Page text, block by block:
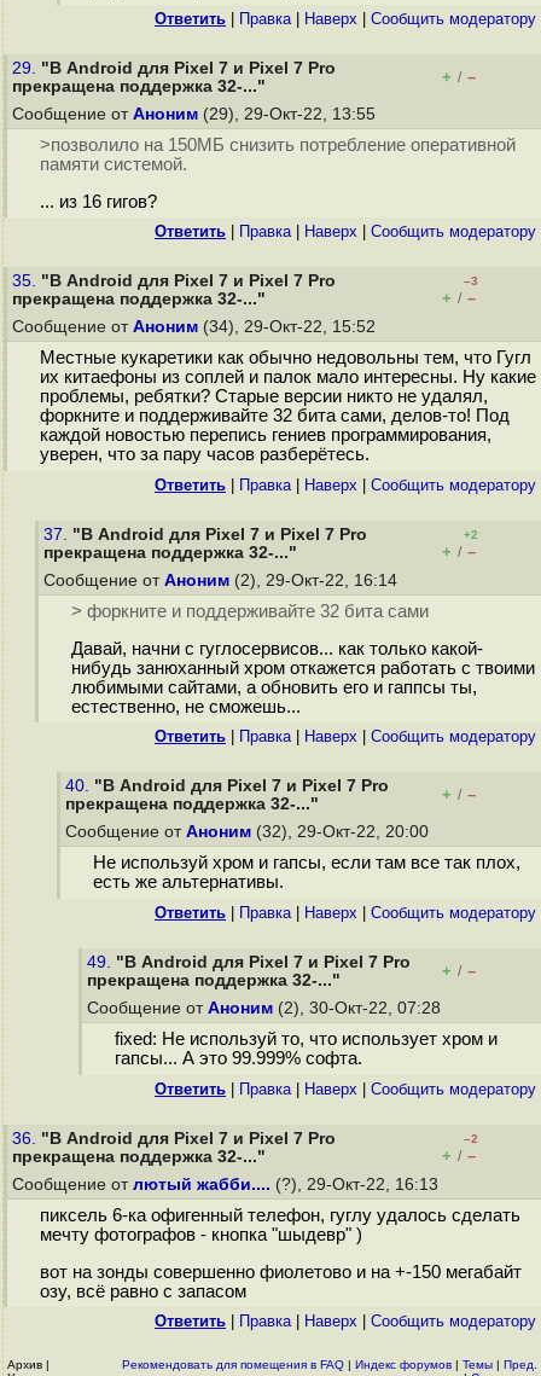
Ответить Правка| Наверх Cообщить модератору
29. "В Android для Pixel 7 и Pixel 7 Pro
прекращена поддержка 32-..."
+ / –
Сообщение от Аноним (29), 29-Окт-22, 13:55
>позволило на 150МБ снизить потребление оперативной
памяти системой.
... из 16 гигов?
Ответить Правка| Наверх Cообщить модератору
35. "В Android для Pixel 7 и Pixel 7 Pro
прекращена поддержка 32-..."
–3
+ / –
Сообщение от Аноним (34), 29-Окт-22, 15:52
Местные кукаретики как обычно недовольны тем, что Гугл
их китаефоны из соплей и палок мало интересны. Ну какие
проблемы, ребятки? Старые версии никто не удалял,
форкните и поддерживайте 32 бита сами, делов-то! Под
каждой новостью перепись гениев программирования,
уверен, что за пару часов разберётесь.
Ответить Правка| Наверх Cообщить модератору
37. "В Android для Pixel 7 и Pixel 7 Pro
прекращена поддержка 32-..."
+2
+ / –
Сообщение от Аноним (2), 29-Окт-22, 16:14
> форкните и поддерживайте 32 бита сами
Давай, начни с гуглосервисов... как только какой-
нибудь занюханный хром откажется работать с твоими
любимыми сайтами, а обновить его и гаппсы ты,
естественно, не сможешь...
Ответить Правка| Наверх Cообщить модератору
40. "В Android для Pixel 7 и Pixel 7 Pro
прекращена поддержка 32-..."
+ / –
Сообщение от Аноним (32), 29-Окт-22, 20:00
Не используй хром и гапсы, если там все так плох,
есть же альтернативы.
Ответить Правка| Наверх Cообщить модератору
49. "В Android для Pixel 7 и Pixel 7 Pro
прекращена поддержка 32-..."
+ / –
Сообщение от Аноним (2), 30-Окт-22, 07:28
fixed: Не используй то, что использует хром и
гапсы... А это 99.999% софта.
Ответить Правка| Наверх Cообщить модератору
36. "В Android для Pixel 7 и Pixel 7 Pro
прекращена поддержка 32-..."
–2
+ / –
Сообщение от лютый жабби.... (?), 29-Окт-22, 16:13
пиксель 6-ка офигенный телефон, гуглу удалось сделать
мечту фотографов - кнопка "шыдевр" )
вот на зонды совершенно фиолетово и на +-150 мегабайт
озу, всё равно с запасом
Ответить Правка| Наверх Cообщить модератору
Архив |
Рекомендовать для помещения в FAQ | Индекс форумов | Темы | Пред.